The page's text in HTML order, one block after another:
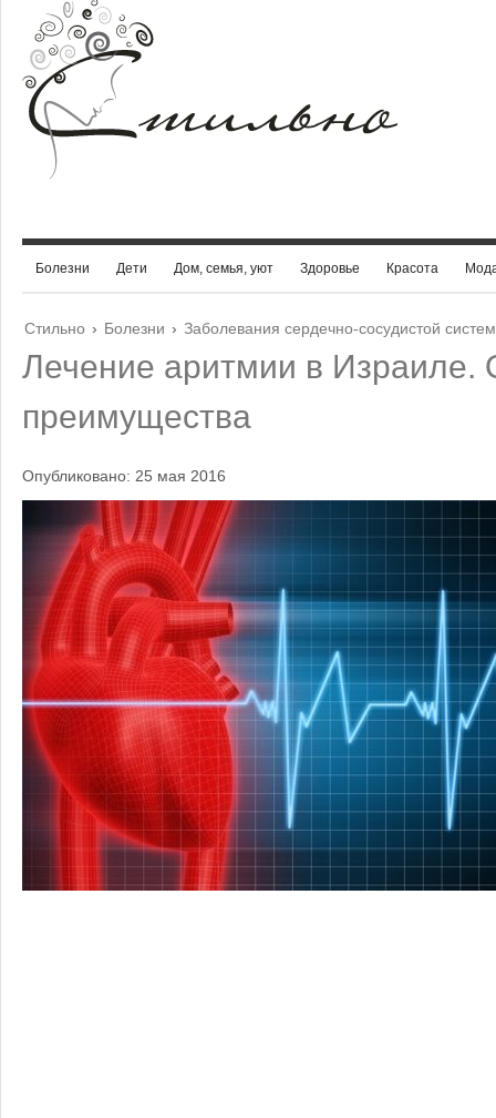
Болезни Дети Дом, семья, уют Здоровье Красота
Стильно › Болезни › Заболевания сердечно-сосудистой
Лечение аритмии в Израиле.
преимущества
Опубликовано: 25 мая 2016